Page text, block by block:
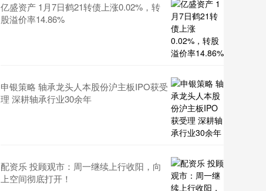
亿盛资产 1月7日鹤21转债上涨0.02%，转
股溢价率14.86%
申银策略 轴承龙头人本股份沪主板IPO获受
理 深耕轴承行业30余年
配资乐 投顾观市：周一继续上行收阳，向
上空间彻底打开！